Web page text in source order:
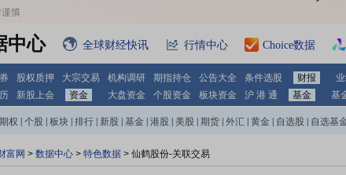
中心 全球财经快讯 行情中心 Choice数据
股权质押 大宗交易 机构调研 期指持仓 公告大全 条件选股 财报
新股上会 资金 大盘资金 个股资金 板块资金 沪 港 通 基金 基
期权 个股 板块 排行 新股 基金 港股 美股 期货 外汇 黄金 自选股 自选基
富网 > 数据中心 > 特色数据 > 仙鹤股份-关联交易